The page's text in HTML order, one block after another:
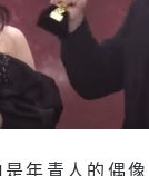
年青人的偶